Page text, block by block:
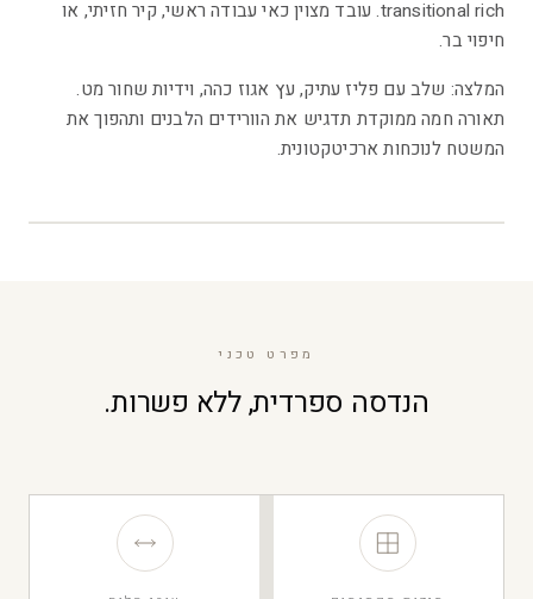
transitional rich. עובד מצוין כאי עבודה ראשי, קיר חזיתי, או
חיפוי בר.
המלצה: שלב עם פליז עתיק, עץ אגוז כהה, וידיות שחור מט.
תאורה חמה ממוקדת תדגיש את הוורידים הלבנים ותהפוך את
המשטח לנוכחות ארכיטקטונית.
מפרט טכני
הנדסה ספרדית, ללא פשרות.